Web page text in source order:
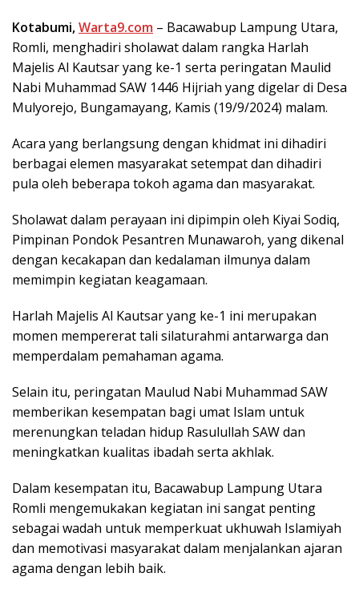
Kotabumi,Warta9.com – Bacawabup Lampung Utara,
Romli, menghadiri sholawat dalam rangka Harlah
Majelis Al Kautsar yang ke-1 serta peringatan Maulid
Nabi Muhammad SAW 1446 Hijriah yang digelar di Desa
Mulyorejo, Bungamayang, Kamis (19/9/2024) malam.
Acara yang berlangsung dengan khidmat ini dihadiri
berbagai elemen masyarakat setempat dan dihadiri
pula oleh beberapa tokoh agama dan masyarakat.
Sholawat dalam perayaan ini dipimpin oleh Kiyai Sodiq,
Pimpinan Pondok Pesantren Munawaroh, yang dikenal
dengan kecakapan dan kedalaman ilmunya dalam
memimpin kegiatan keagamaan.
Harlah Majelis Al Kautsar yang ke-1 ini merupakan
momen mempererat tali silaturahmi antarwarga dan
memperdalam pemahaman agama.
Selain itu, peringatan Maulud Nabi Muhammad SAW
memberikan kesempatan bagi umat Islam untuk
merenungkan teladan hidup Rasulullah SAW dan
meningkatkan kualitas ibadah serta akhlak.
Dalam kesempatan itu, Bacawabup Lampung Utara
Romli mengemukakan kegiatan ini sangat penting
sebagai wadah untuk memperkuat ukhuwah Islamiyah
dan memotivasi masyarakat dalam menjalankan ajaran
agama dengan lebih baik.